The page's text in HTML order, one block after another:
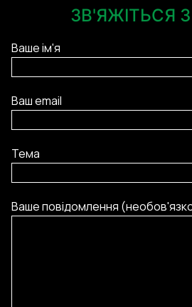
ЗВ'ЯЖІТЬСЯ
Ваше ім'я
Ваш email
Тема
Ваше повідомлення